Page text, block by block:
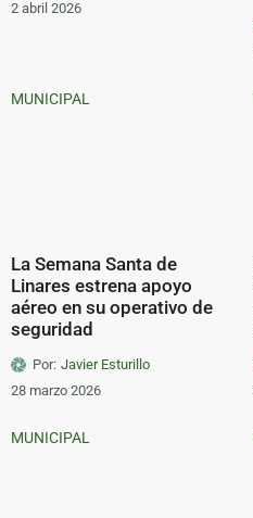
2 abril 2026
MUNICIPAL
La Semana Santa de
Linares estrena apoyo
aéreo en su operativo de
seguridad
Por: Javier Esturillo
28 marzo 2026
MUNICIPAL